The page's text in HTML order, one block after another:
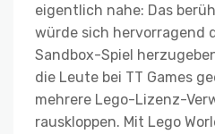
eigentlich nahe: Das
würde sich hervorragend
Sandbox-Spiel
die Leute bei TT Games
mehrere Lego-Lizenz-
rauskloppen. Mit Lego